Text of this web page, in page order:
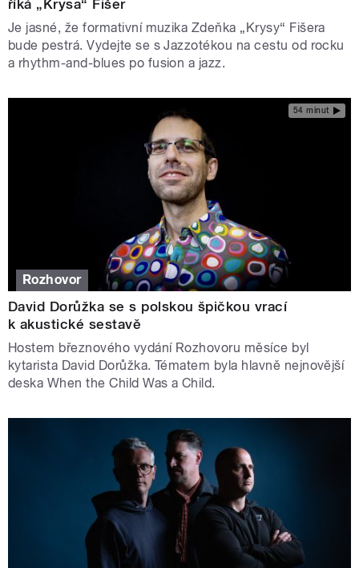
říká „Krysa“ Fišer
Je jasné, že formativní muzika Zdeňka „Krysy“ Fišera
bude pestrá. Vydejte se s Jazzotékou na cestu od rocku
a rhythm-and-blues po fusion a jazz.
54 minut
Rozhovor
David Dorůžka se s polskou špičkou vrací
k akustické sestavě
Hostem březnového vydání Rozhovoru měsíce byl
kytarista David Dorůžka. Tématem byla hlavně nejnovější
deska When the Child Was a Child.